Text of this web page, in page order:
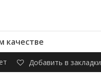
качестве
Добавить в закладки